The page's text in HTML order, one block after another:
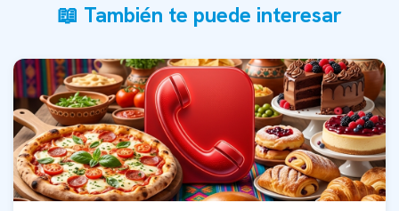
📖 También te puede interesar